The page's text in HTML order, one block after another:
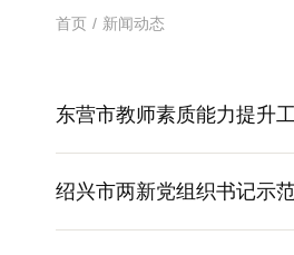
首页 / 新闻动态
东营市教师素质能力提升
绍兴市两新党组织书记示